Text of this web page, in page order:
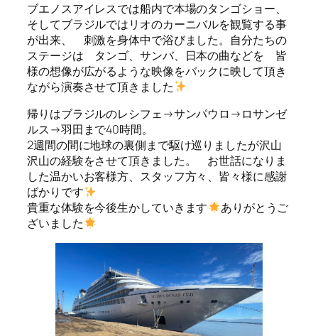
ブエノスアイレスでは船内で本場のタンゴショー、
そしてブラジルではリオのカーニバルを観覧する事
が出来、 刺激を身体中で浴びました。自分たちの
ステージは タンゴ、サンバ、日本の曲などを 皆
様の想像が広がるような映像をバックに映して頂き
ながら演奏させて頂きました
帰りはブラジルのレシフェ→サンパウロ→ロサンゼ
ルス→羽田まで40時間。
2週間の間に地球の裏側まで駆け巡りましたが沢山
沢山の経験をさせて頂きました。 お世話になりま
した温かいお客様方、スタッフ方々、皆々様に感謝
ばかりです
貴重な体験を今後生かしていきます
ありがとうご
ざいました